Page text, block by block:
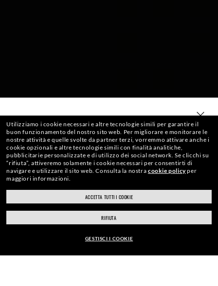
SELEZIONA O DIGITA IL TUO NEGOZIO
ray-ban.com/italy ray-ban.com/usa
Scegli un altro negozio
Utilizziamo i cookie necessari e altre tecnologie simili per garantire il
buon funzionamento del nostro sito web. Per migliorare e monitorare le
nostre attività e quelle svolte da partner terzi, vorremmo attivare anche i
cookie opzionali e altre tecnologie simili con finalità analitiche,
pubblicitarie personalizzate e di utilizzo dei social network. Se clicchi su
“rifiuta”, attiveremo solamente i cookie necessari per consentirti di
navigare e utilizzare il sito web. Consulta la nostra cookie policyper
maggiori informazioni.
ACCETTA TUTTI I COOKIE
RIFIUTA
GESTISCI I COOKIE